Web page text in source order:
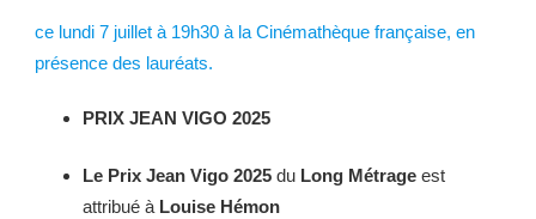
ce lundi 7 juillet à 19h30 à la Cinémathèque française, en
présence des lauréats.
PRIX JEAN VIGO 2025
Le Prix Jean Vigo 2025 du Long Métrage est
attribué à Louise Hémon